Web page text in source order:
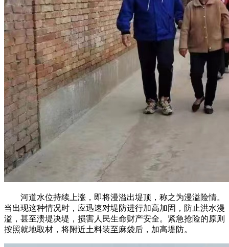
河道水位持续上涨，即将漫溢出堤顶，称之为漫溢险情。
当出现这种情况时，应迅速对堤防进行加高加固，防止洪水漫
溢，甚至溃堤决堤，损害人民生命财产安全。紧急抢险的原则
按照就地取材，将附近土料装至麻袋后，加高堤防。